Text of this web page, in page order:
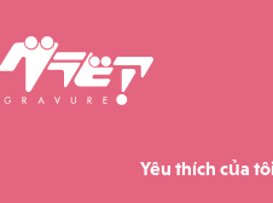
Yêu thích của